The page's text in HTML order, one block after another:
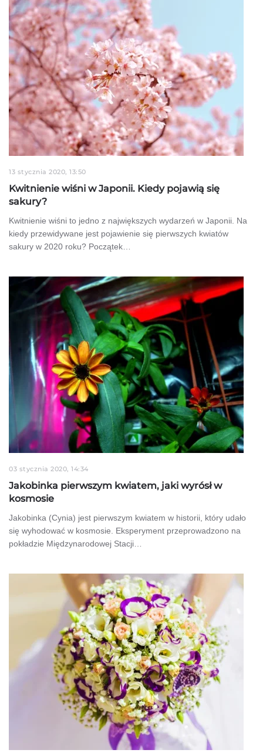
13 stycznia 2020, 13:50
Kwitnienie wiśni w Japonii. Kiedy pojawią się
sakury?
Kwitnienie wiśni to jedno z największych wydarzeń w Japonii. Na
kiedy przewidywane jest pojawienie się pierwszych kwiatów
sakury w 2020 roku? Początek…
03 stycznia 2020, 14:34
Jakobinka pierwszym kwiatem, jaki wyrósł w
kosmosie
Jakobinka (Cynia) jest pierwszym kwiatem w historii, który udało
się wyhodować w kosmosie. Eksperyment przeprowadzono na
pokładzie Międzynarodowej Stacji…